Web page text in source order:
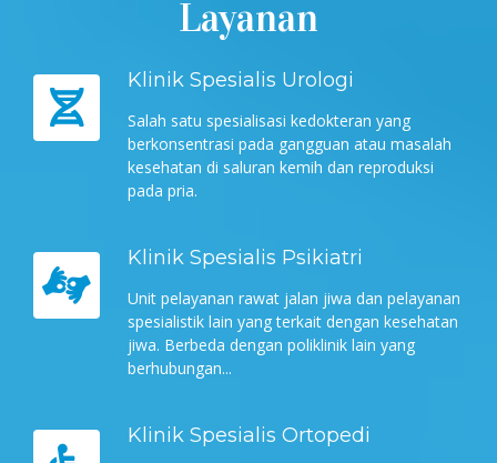
Layanan
Klinik Spesialis Urologi
Salah satu spesialisasi kedokteran yang
berkonsentrasi pada gangguan atau masalah
kesehatan di saluran kemih dan reproduksi
pada pria.
Klinik Spesialis Psikiatri
Unit pelayanan rawat jalan jiwa dan pelayanan
spesialistik lain yang terkait dengan kesehatan
jiwa. Berbeda dengan poliklinik lain yang
berhubungan...
Klinik Spesialis Ortopedi